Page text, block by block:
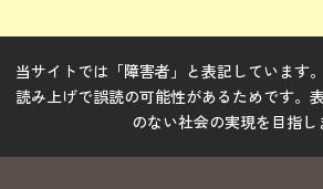
当サイトでは「障害者」と表記しています
読み上げで誤読の可能性があるためです。
のない社会の実現を目指し